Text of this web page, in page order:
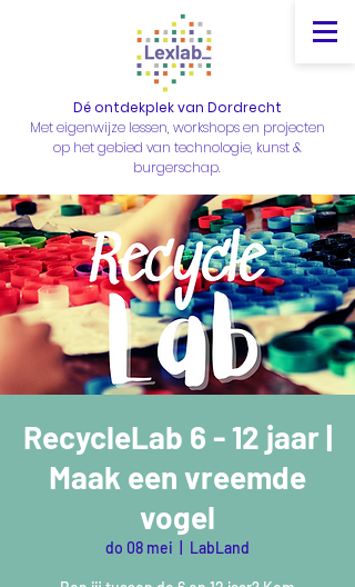
Dé ontdekplek van Dordrecht
Met eigenwijze lessen, workshops en projecten
op het gebied van technologie, kunst &
burgerschap.
RecycleLab 6 - 12 jaar |
Maak een vreemde
vogel
do 08 mei LabLand